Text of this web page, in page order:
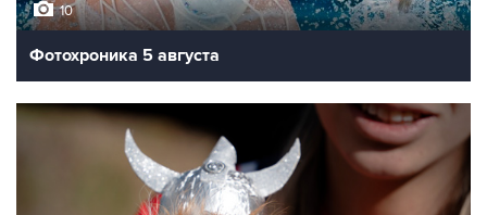
10
Фотохроника 5 августа